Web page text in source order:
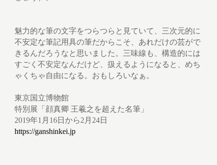
魅力的な筆の文字をつらつらと見ていて、三次元的に
不安定な筆記用具の筆だからこそ、あれだけの芸がで
きるんだろうなと思いました。三味線も、構造的には
すごく不安定なんだけど、扱えるようになると、めち
ゃくちゃ自由になる。おもしろいなぁ。
東京国立博物館
特別展「顔真卿 王羲之を超えた名筆」
2019年1月16日から2月24日
https://ganshinkei.jp